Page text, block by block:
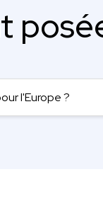
l'Europe ?